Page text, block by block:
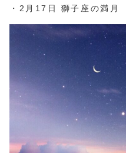
・2月17日 獅子座の満月